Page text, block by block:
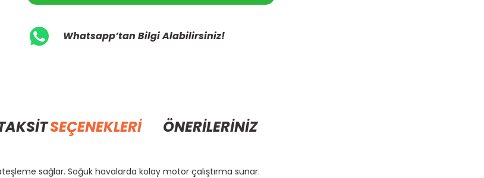
Whatsapp’tan Bilgi Alabilirsiniz!
SEÇENEKLERİ ÖNERİLERİNİZ
ateşleme sağlar. Soğuk havalarda kolay motor çalıştırma sunar.